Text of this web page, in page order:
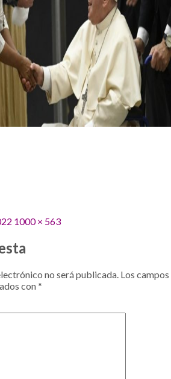
Tamaño
1000 × 563
no será publicada. Los campos
con*